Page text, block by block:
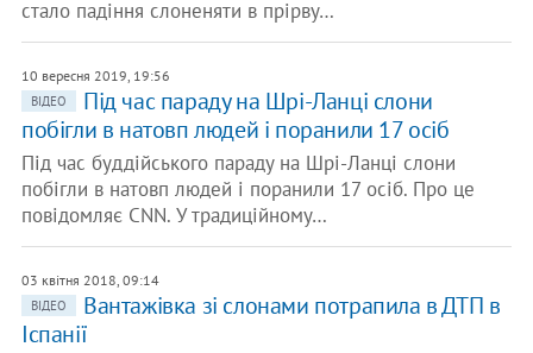
стало падіння слоненяти в прірву…
10 вересня 2019, 19:56
ВІДЕО
Під час параду на Шрі-Ланці слони
побігли в натовп людей і поранили 17 осіб
Під час буддійського параду на Шрі-Ланці слони
побігли в натовп людей і поранили 17 осіб. Про це
повідомляє CNN. У традиційному…
03 квітня 2018, 09:14
ВІДЕО
Вантажівка зі слонами потрапила в ДТП в
Іспанії